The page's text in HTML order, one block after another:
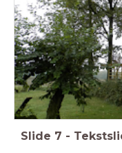
Slide 7 -